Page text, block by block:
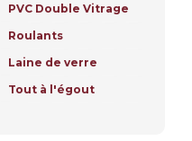
PVC Double Vitrage
Roulants
Laine de verre
Tout à l'égout